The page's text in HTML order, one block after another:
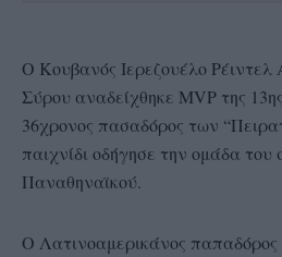
Ο Κουβανός Ιερεζουέλο Ρέιντελ
Σύρου αναδείχθηκε MVP της
36χρονος πασαδόρος των
παιχνίδι οδήγησε την ομάδα του
Παναθηναϊκού.
Ο Λατινοαμερικάνος παπαδόρος